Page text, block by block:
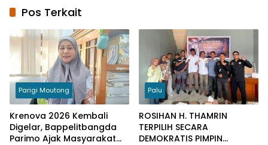
Parigi
Moutong
Sulawesi
Tengah
Pos Terkait
Parigi Moutong
Krenova 2026 Kembali
Digelar, Bappelitbangda
Parimo Ajak Masyarakat
Palu
ROSIHAN H. THAMRIN
TERPILIH SECARA
DEMOKRATIS PIMPIN